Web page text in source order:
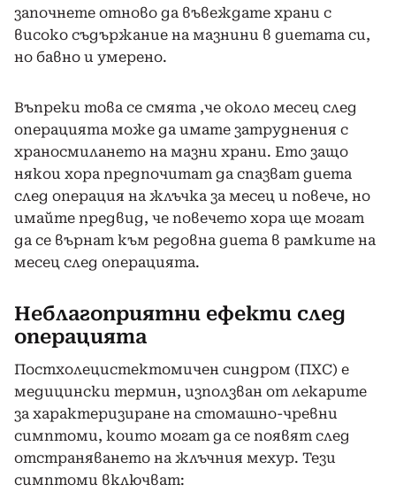
започнете отново да въвеждате храни с
високо съдържание на мазнини в диетата си,
но бавно и умерено.
Въпреки това се смята ,че около месец след
операцията може да имате затруднения с
храносмилането на мазни храни. Ето защо
някои хора предпочитат да спазват диета
след операция на жлъчка за месец и повече, но
имайте предвид, че повечето хора ще могат
да се върнат към редовна диета в рамките на
месец след операцията.
Неблагоприятни ефекти след
операцията
Постхолецистектомичен синдром (ПХС) е
медицински термин, използван от лекарите
за характеризиране на стомашно-чревни
симптоми, които могат да се появят след
отстраняването на жлъчния мехур. Тези
симптоми включват: